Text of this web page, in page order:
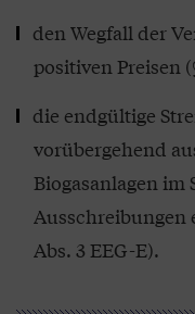
den Wegfall der
positiven Preisen
die endgültige
vorübergehend
Biogasanlagen im
Ausschreibungen
Abs. 3 EEG-E).